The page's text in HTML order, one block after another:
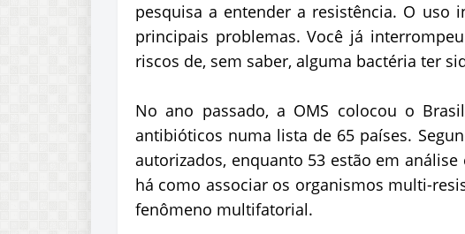
pesquisa a entender a resistência. O uso
principais problemas. Você já
riscos de, sem saber, alguma bactéria ter
No ano passado, a OMS colocou o
antibióticos numa lista de 65 países.
autorizados, enquanto 53 estão em
há como associar os organismos multi-
fenômeno multifatorial.